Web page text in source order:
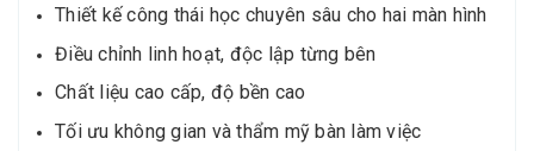
Thiết kế công thái học chuyên sâu cho hai màn hình
Điều chỉnh linh hoạt, độc lập từng bên
Chất liệu cao cấp, độ bền cao
Tối ưu không gian và thẩm mỹ bàn làm việc